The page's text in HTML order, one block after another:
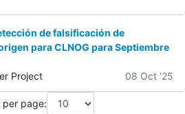
de falsificación de
para CLNOG para Septiembre
Project
08 Oct '25
per page: